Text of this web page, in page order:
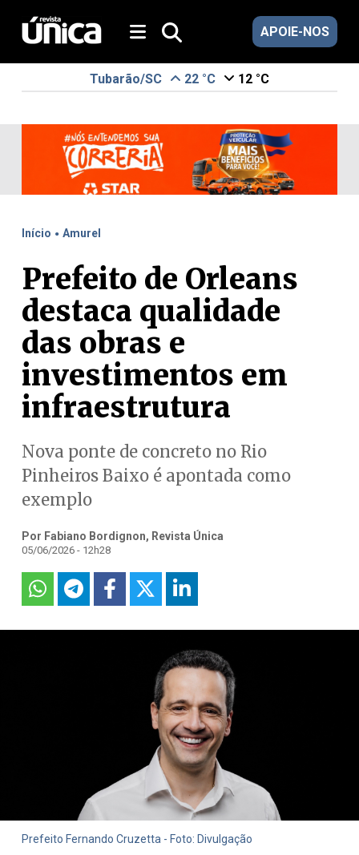
APOIE-NOS
Tubarão/SC 22 °C 12 °C
Início . Amurel
Prefeito de Orleans
destaca qualidade
das obras e
investimentos em
infraestrutura
Nova ponte de concreto no Rio
Pinheiros Baixo é apontada como
exemplo
Por Fabiano Bordignon, Revista Única
05/06/2026 - 12h28
Prefeito Fernando Cruzetta - Foto: Divulgação